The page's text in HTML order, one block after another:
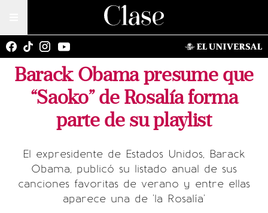
Barack Obama presume que
“Saoko” de Rosalía forma
parte de su playlist
El expresidente de Estados Unidos, Barack
Obama, publicó su listado anual de sus
canciones favoritas de verano y entre ellas
aparece una de 'la Rosalía'